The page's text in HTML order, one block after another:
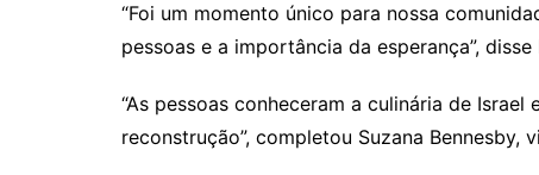
“Foi um momento único para nossa
pessoas e a importância da esperança”,
“As pessoas conheceram a culinária de
reconstrução”, completou Suzana Bennesby,